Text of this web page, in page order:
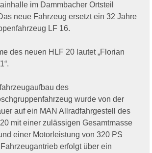
im Dammbacher Ortsteil
neue Fahrzeug ersetzt ein 32 Jahre
LF 16.
des neuen HLF 20 lautet „Florian
des
wurde von der
auf ein MAN Allradfahrgestell des
mit einer zulässigen Gesamtmasse
einer Motorleistung von 320 PS
erfolgt über ein